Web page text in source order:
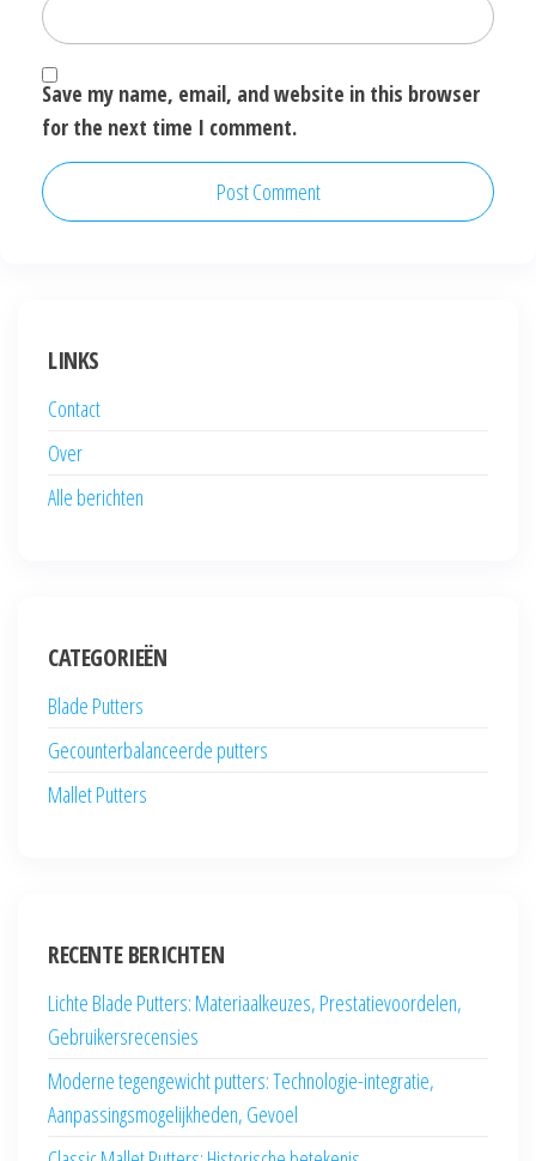
Save my name, email, and website in this browser
for the next time I comment.
LINKS
Contact
Over
Alle berichten
CATEGORIEËN
Blade Putters
Gecounterbalanceerde putters
Mallet Putters
RECENTE BERICHTEN
Lichte Blade Putters: Materiaalkeuzes, Prestatievoordelen,
Gebruikersrecensies
Moderne tegengewicht putters: Technologie-integratie,
Aanpassingsmogelijkheden, Gevoel